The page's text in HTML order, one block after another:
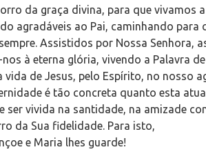
da graça divina, para que vivamos a
agradáveis ao Pai, caminhando para
Assistidos por Nossa Senhora,
à eterna glória, vivendo a Palavra de
vida de Jesus, pelo Espírito, no nosso
é tão concreta quanto esta
ser vivida na santidade, na amizade
da Sua fidelidade. Para isto,
e Maria lhes guarde!